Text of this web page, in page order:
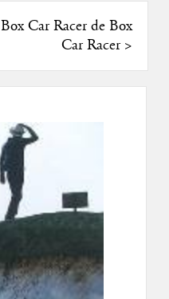
Box Car Racer de Box
Car Racer>